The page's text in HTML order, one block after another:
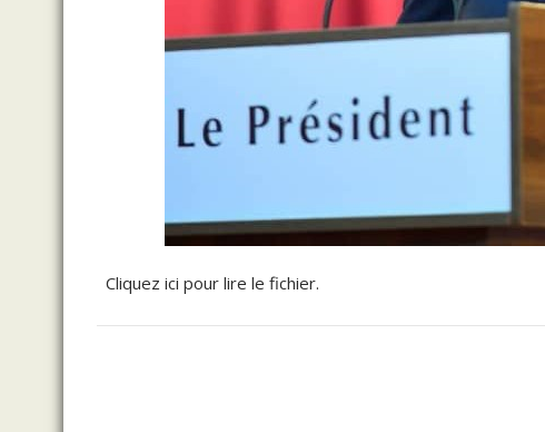
Cliquez ici pour lire le fichier.